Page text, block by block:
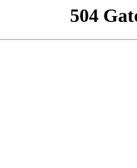
504